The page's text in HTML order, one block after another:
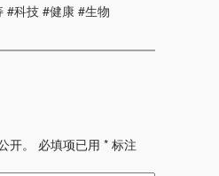
#科技 #健康 #生物
。 必填项已用 *标注